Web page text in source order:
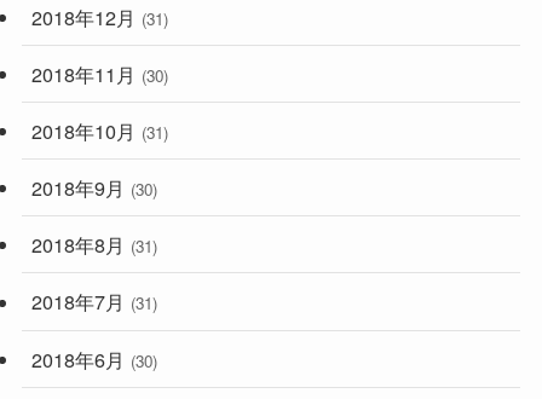
2018年12月 (31)
2018年11月 (30)
2018年10月 (31)
2018年9月 (30)
2018年8月 (31)
2018年7月 (31)
2018年6月 (30)